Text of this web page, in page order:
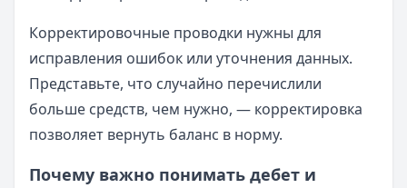
Корректировочные проводки нужны для
исправления ошибок или уточнения данных.
Представьте, что случайно перечислили
больше средств, чем нужно, — корректировка
позволяет вернуть баланс в норму.
Почему важно понимать дебет и